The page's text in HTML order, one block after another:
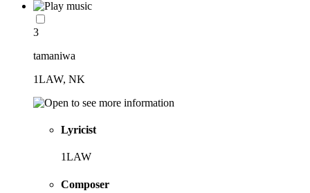
3
tamaniwa
1LAW, NK
Lyricist
1LAW
Composer